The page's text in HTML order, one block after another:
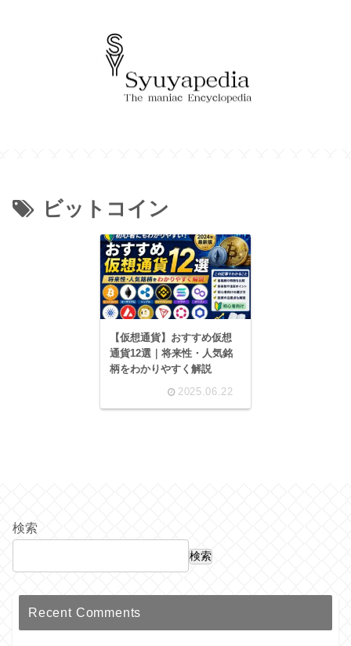
ビットコイン
【仮想通貨】おすすめ仮想
通貨12選｜将来性・人気銘
柄をわかりやすく解説
2025.06.22
検索
検索
Recent Comments